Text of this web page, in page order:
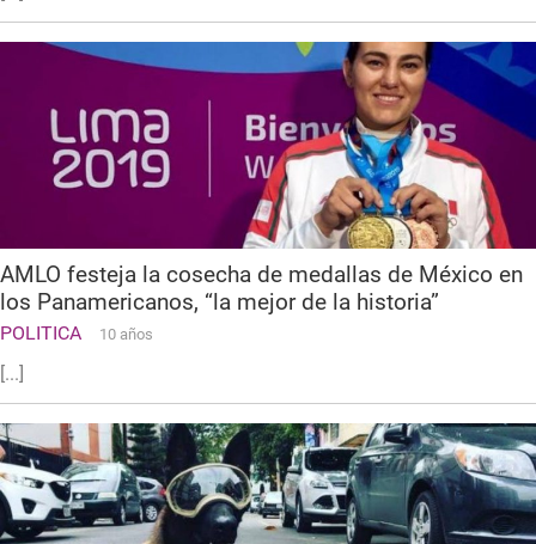
AMLO festeja la cosecha de medallas de México en
los Panamericanos, “la mejor de la historia”
POLITICA 10 años
[...]